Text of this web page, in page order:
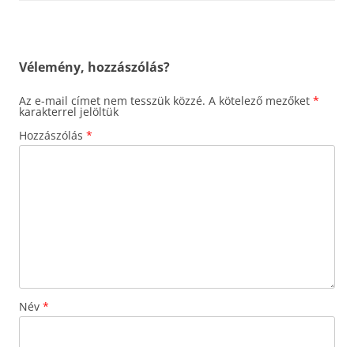
Vélemény, hozzászólás?
Az e-mail címet nem tesszük közzé. A kötelező mezőket *
karakterrel jelöltük
Hozzászólás *
Név *